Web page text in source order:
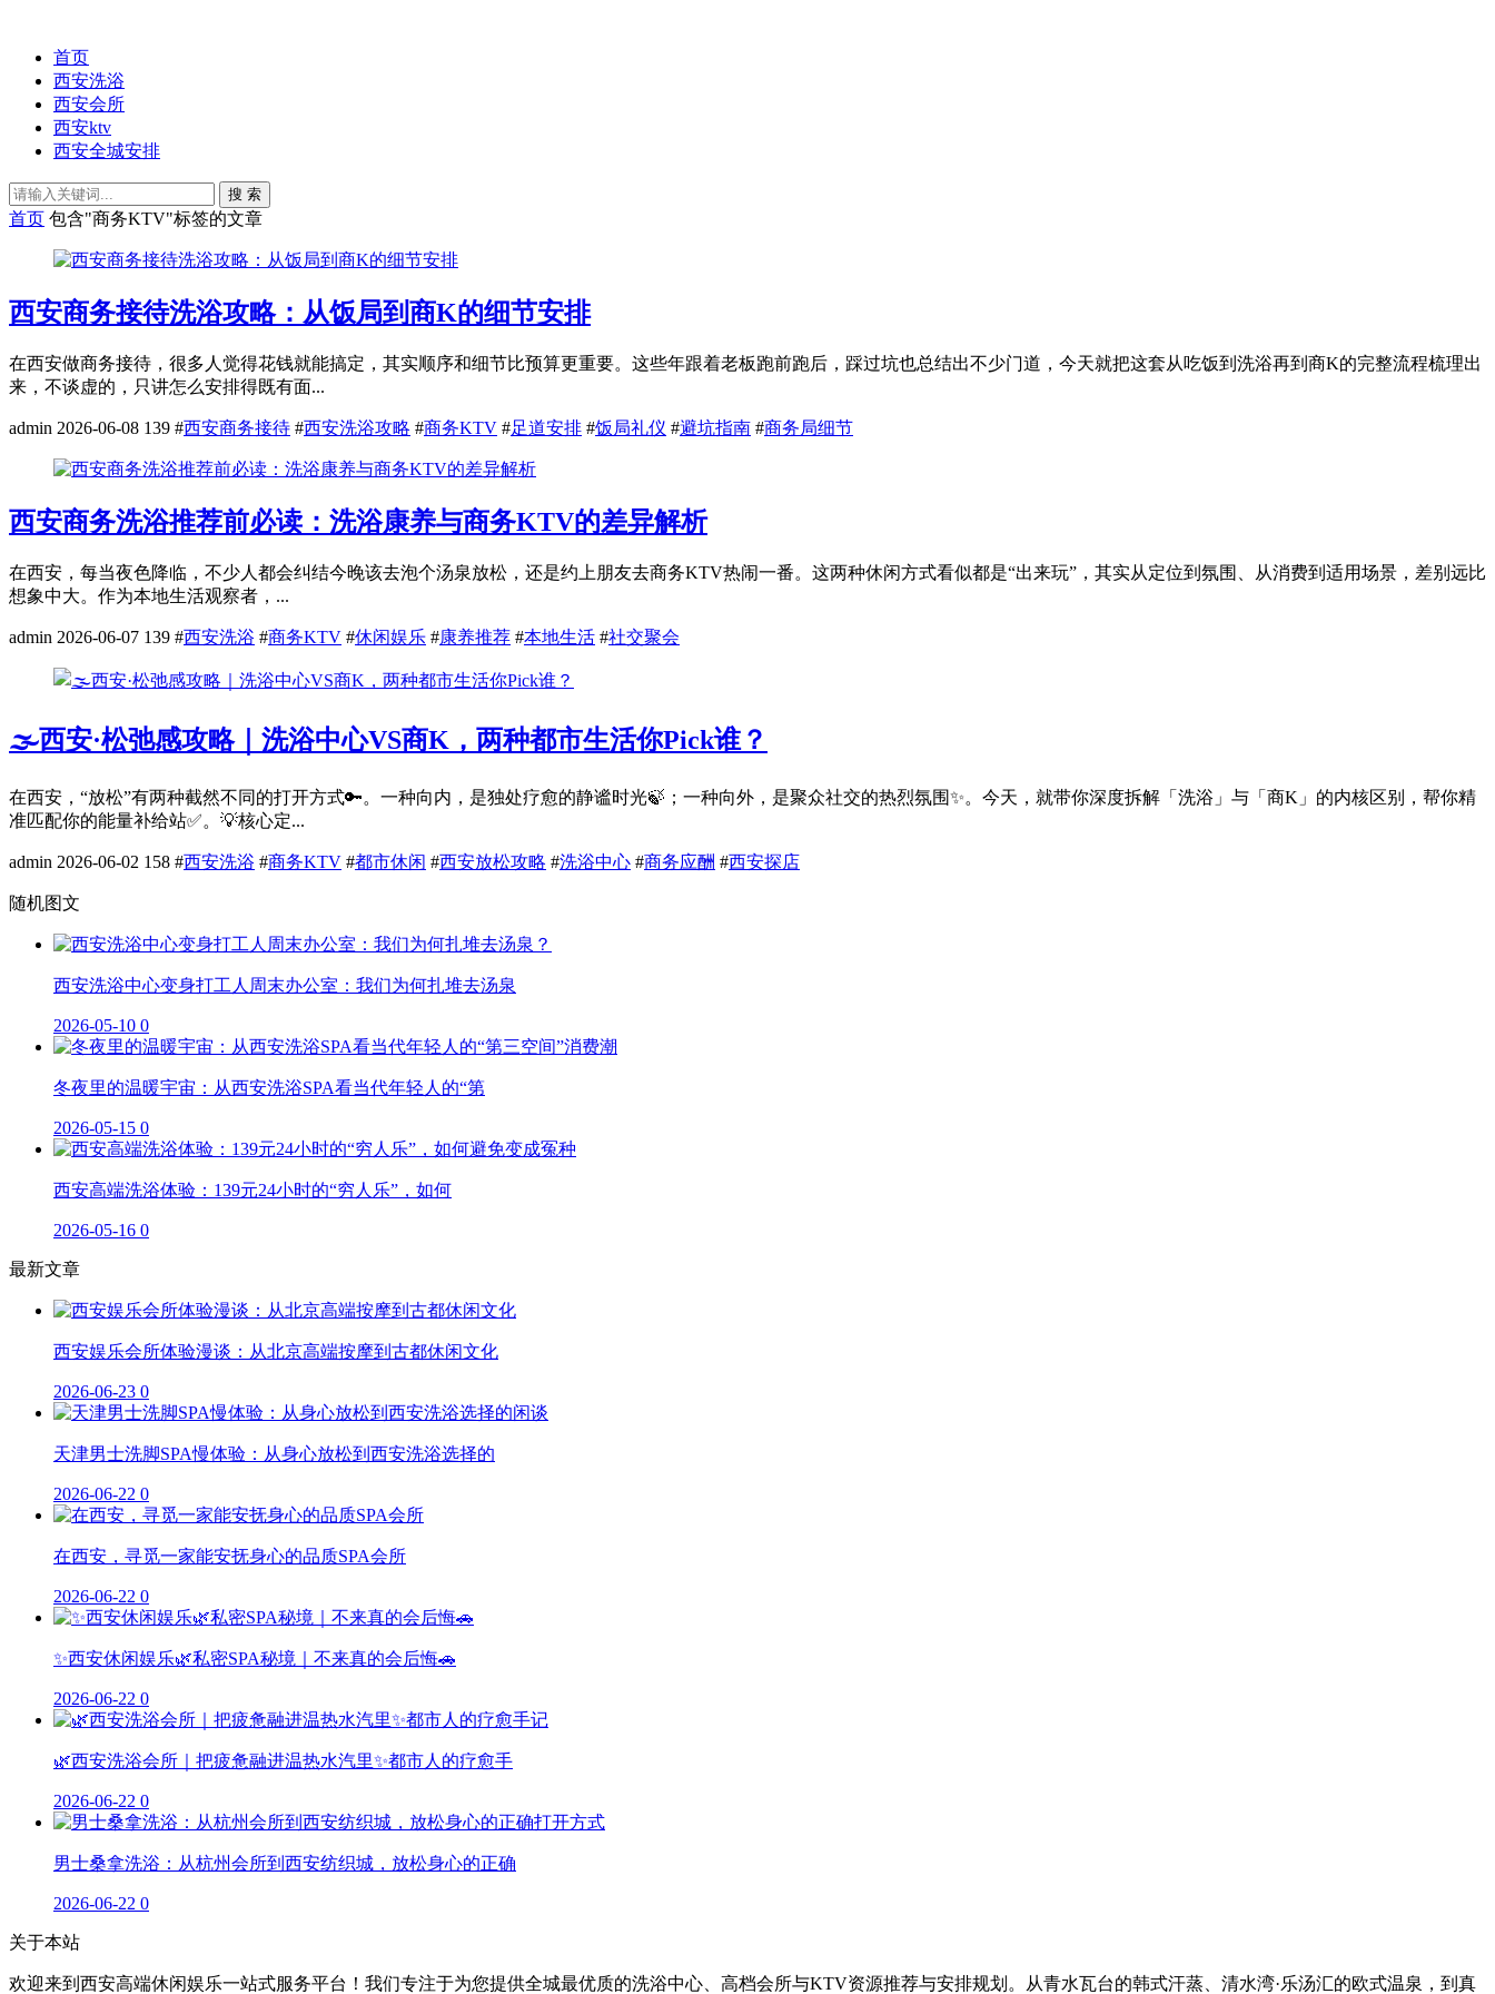
首页
西安洗浴
西安会所
西安ktv
西安全城安排
搜 索
首页 包含"商务KTV"标签的文章
西安商务接待洗浴攻略：从饭局到商K的细节安排
在西安做商务接待，很多人觉得花钱就能搞定，其实顺序和细节比预算更重要。这些年跟着老板跑前跑后，踩过坑也总结出不少门道，今天就把这套从吃饭到洗浴再到商K的完整流程梳理出
来，不谈虚的，只讲怎么安排得既有面...
admin 2026-06-08 139 #西安商务接待 #西安洗浴攻略 #商务KTV #足道安排 #饭局礼仪 #避坑指南 #商务局细节
西安商务洗浴推荐前必读：洗浴康养与商务KTV的差异解析
在西安，每当夜色降临，不少人都会纠结今晚该去泡个汤泉放松，还是约上朋友去商务KTV热闹一番。这两种休闲方式看似都是“出来玩”，其实从定位到氛围、从消费到适用场景，差别远比
想象中大。作为本地生活观察者，...
admin 2026-06-07 139 #西安洗浴 #商务KTV #休闲娱乐 #康养推荐 #本地生活 #社交聚会
🌫️西安·松弛感攻略｜洗浴中心VS商K，两种都市生活你Pick谁？
在西安，“放松”有两种截然不同的打开方式🔑。一种向内，是独处疗愈的静谧时光🍃；一种向外，是聚众社交的热烈氛围✨。今天，就带你深度拆解「洗浴」与「商K」的内核区别，帮你精
准匹配你的能量补给站✅。💡核心定...
admin 2026-06-02 158 #西安洗浴 #商务KTV #都市休闲 #西安放松攻略 #洗浴中心 #商务应酬 #西安探店
随机图文
西安洗浴中心变身打工人周末办公室：我们为何扎堆去汤泉
2026-05-10 0
冬夜里的温暖宇宙：从西安洗浴SPA看当代年轻人的“第
2026-05-15 0
西安高端洗浴体验：139元24小时的“穷人乐”，如何
2026-05-16 0
最新文章
西安娱乐会所体验漫谈：从北京高端按摩到古都休闲文化
2026-06-23 0
天津男士洗脚SPA慢体验：从身心放松到西安洗浴选择的
2026-06-22 0
在西安，寻觅一家能安抚身心的品质SPA会所
2026-06-22 0
✨西安休闲娱乐🌿私密SPA秘境｜不来真的会后悔🚗
2026-06-22 0
🌿西安洗浴会所｜把疲惫融进温热水汽里✨都市人的疗愈手
2026-06-22 0
男士桑拿洗浴：从杭州会所到西安纺织城，放松身心的正确
2026-06-22 0
关于本站
欢迎来到西安高端休闲娱乐一站式服务平台！我们专注于为您提供全城最优质的洗浴中心、高档会所与KTV资源推荐与安排规划。从青水瓦台的韩式汗蒸、清水湾·乐汤汇的欧式温泉，到真